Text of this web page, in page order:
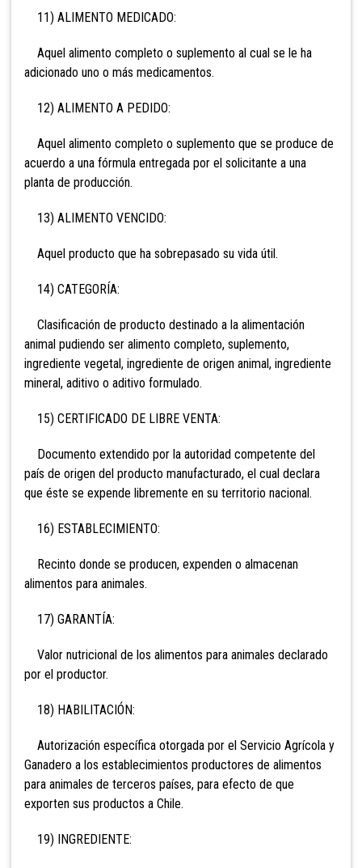
11) ALIMENTO MEDICADO:
Aquel alimento completo o suplemento al cual se le ha
adicionado uno o más medicamentos.
12) ALIMENTO A PEDIDO:
Aquel alimento completo o suplemento que se produce de
acuerdo a una fórmula entregada por el solicitante a una
planta de producción.
13) ALIMENTO VENCIDO:
Aquel producto que ha sobrepasado su vida útil.
14) CATEGORÍA:
Clasificación de producto destinado a la alimentación
animal pudiendo ser alimento completo, suplemento,
ingrediente vegetal, ingrediente de origen animal, ingrediente
mineral, aditivo o aditivo formulado.
15) CERTIFICADO DE LIBRE VENTA:
Documento extendido por la autoridad competente del
país de origen del producto manufacturado, el cual declara
que éste se expende libremente en su territorio nacional.
16) ESTABLECIMIENTO:
Recinto donde se producen, expenden o almacenan
alimentos para animales.
17) GARANTÍA:
Valor nutricional de los alimentos para animales declarado
por el productor.
18) HABILITACIÓN:
Autorización específica otorgada por el Servicio Agrícola y
Ganadero a los establecimientos productores de alimentos
para animales de terceros países, para efecto de que
exporten sus productos a Chile.
19) INGREDIENTE: